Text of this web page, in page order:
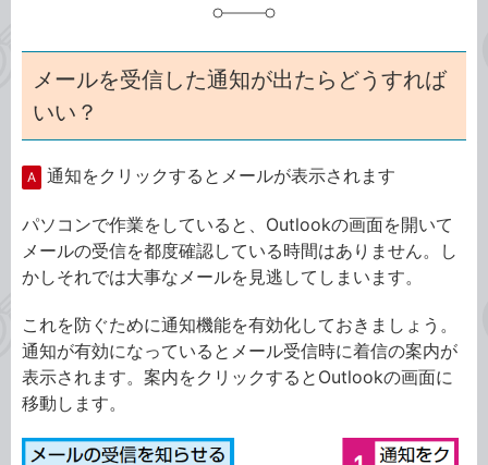
メールを受信した通知が出たらどうすれば
いい？
A 通知をクリックするとメールが表示されます
パソコンで作業をしていると、Outlookの画面を開いて
メールの受信を都度確認している時間はありません。し
かしそれでは大事なメールを見逃してしまいます。
これを防ぐために通知機能を有効化しておきましょう。
通知が有効になっているとメール受信時に着信の案内が
表示されます。案内をクリックするとOutlookの画面に
移動します。